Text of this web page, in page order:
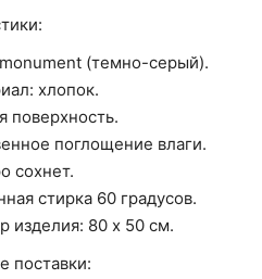
(темно-серый).
хлопок.
поверхность.
поглощение влаги.
сохнет.
стирка 60 градусов.
изделия: 80 х 50 см.
поставки: